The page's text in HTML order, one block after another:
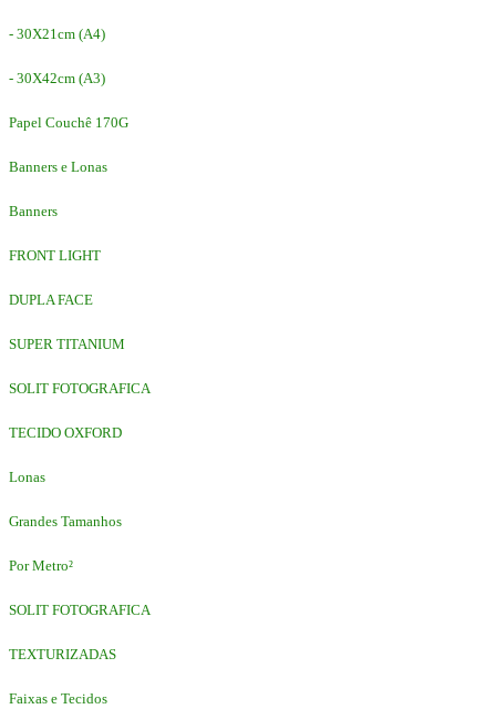
- 30X21cm (A4)
- 30X42cm (A3)
Papel Couchê 170G
Banners e Lonas
Banners
FRONT LIGHT
DUPLA FACE
SUPER TITANIUM
SOLIT FOTOGRAFICA
TECIDO OXFORD
Lonas
Grandes Tamanhos
Por Metro²
SOLIT FOTOGRAFICA
TEXTURIZADAS
Faixas e Tecidos